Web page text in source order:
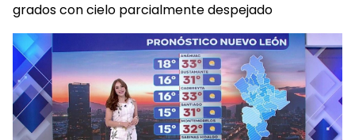
grados con cielo parcialmente despejado